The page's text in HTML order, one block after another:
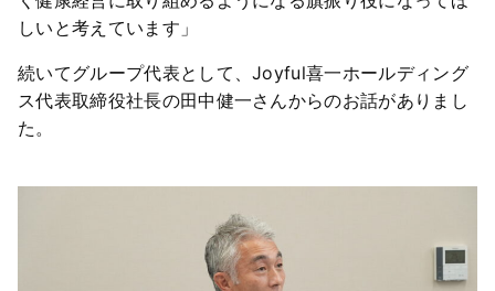
しいと考えています」
続いてグループ代表として、Joyful喜一ホールディング
ス代表取締役社長の田中健一さんからのお話がありまし
た。